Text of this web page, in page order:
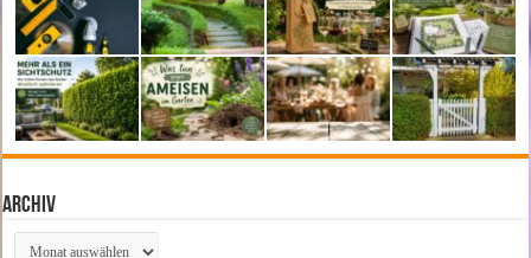
Archiv
Archiv